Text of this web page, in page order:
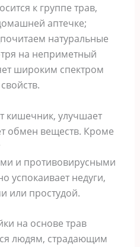
к группе трав,
аптечке;
натуральные
на неприметный
широким спектром
кишечник, улучшает
обмен веществ. Кроме
и противовирусными
успокаивает недуги,
или простудой.
на основе трав
людям, страдающим